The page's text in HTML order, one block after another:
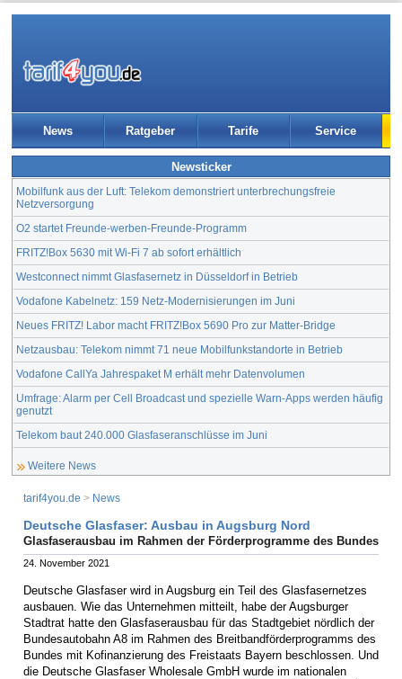
News Ratgeber Tarife Service
Newsticker
Mobilfunk aus der Luft: Telekom demonstriert unterbrechungsfreie
Netzversorgung
O2 startet Freunde-werben-Freunde-Programm
FRITZ!Box 5630 mit Wi-Fi 7 ab sofort erhältlich
Westconnect nimmt Glasfasernetz in Düsseldorf in Betrieb
Vodafone Kabelnetz: 159 Netz-Modernisierungen im Juni
Neues FRITZ! Labor macht FRITZ!Box 5690 Pro zur Matter-Bridge
Netzausbau: Telekom nimmt 71 neue Mobilfunkstandorte in Betrieb
Vodafone CallYa Jahrespaket M erhält mehr Datenvolumen
Umfrage: Alarm per Cell Broadcast und spezielle Warn-Apps werden häufig
genutzt
Telekom baut 240.000 Glasfaseranschlüsse im Juni
Weitere News
tarif4you.de > News
Deutsche Glasfaser: Ausbau in Augsburg Nord
Glasfaserausbau im Rahmen der Förderprogramme des Bundes
24. November 2021
Deutsche Glasfaser wird in Augsburg ein Teil des Glasfasernetzes
ausbauen. Wie das Unternehmen mitteilt, habe der Augsburger
Stadtrat hatte den Glasfaserausbau für das Stadtgebiet nördlich der
Bundesautobahn A8 im Rahmen des Breitbandförderprogramms des
Bundes mit Kofinanzierung des Freistaats Bayern beschlossen. Und
die Deutsche Glasfaser Wholesale GmbH wurde im nationalen